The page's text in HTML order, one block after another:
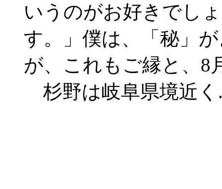
いうのがお好きでし
す。」僕は、「秘」
が、これもご縁と、8
杉野は岐阜県境近